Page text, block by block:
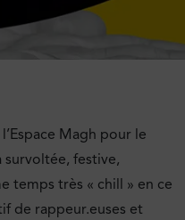
Magh pour le
survoltée, festive,
temps très « chill » en ce
de rappeur.euses et